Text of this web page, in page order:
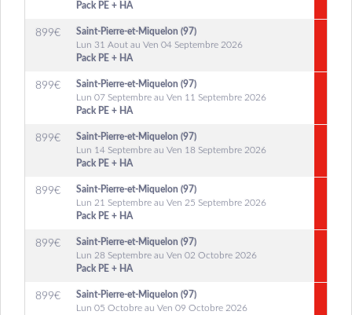
Pack PE + HA
899€
Saint-Pierre-et-Miquelon (97)
Lun 31 Aout au Ven 04 Septembre 2026
Pack PE + HA
899€
Saint-Pierre-et-Miquelon (97)
Lun 07 Septembre au Ven 11 Septembre 2026
Pack PE + HA
899€
Saint-Pierre-et-Miquelon (97)
Lun 14 Septembre au Ven 18 Septembre 2026
Pack PE + HA
899€
Saint-Pierre-et-Miquelon (97)
Lun 21 Septembre au Ven 25 Septembre 2026
Pack PE + HA
899€
Saint-Pierre-et-Miquelon (97)
Lun 28 Septembre au Ven 02 Octobre 2026
Pack PE + HA
899€
Saint-Pierre-et-Miquelon (97)
Lun 05 Octobre au Ven 09 Octobre 2026